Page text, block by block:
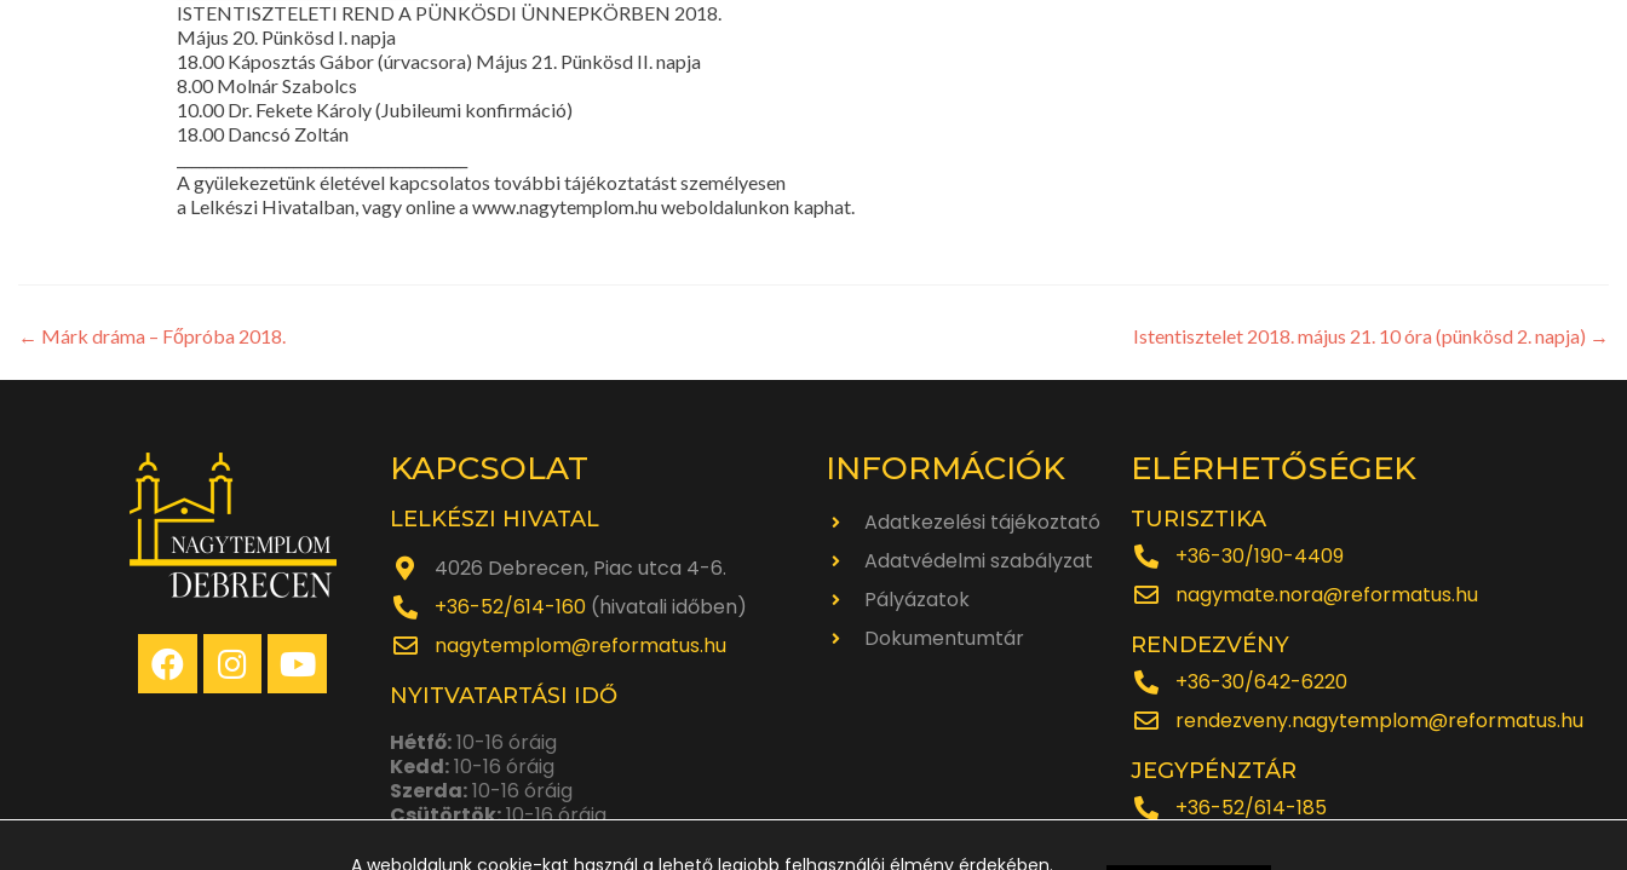
ISTENTISZTELETI REND A PÜNKÖSDI ÜNNEPKÖRBEN 2018.
Május 20. Pünkösd I. napja
18.00 Káposztás Gábor (úrvacsora) Május 21. Pünkösd II. napja
8.00 Molnár Szabolcs
10.00 Dr. Fekete Károly (Jubileumi konfirmáció)
18.00 Dancsó Zoltán
A gyülekezetünk életével kapcsolatos további tájékoztatást személyesen
a Lelkészi Hivatalban, vagy online a www.nagytemplom.hu weboldalunkon kaphat.
← Márk dráma – Főpróba 2018. Istentisztelet 2018. május 21. 10 óra (pünkösd 2. napja) →
KAPCSOLAT
LELKÉSZI HIVATAL
4026 Debrecen, Piac utca 4-6.
+36-52/614-160 (hivatali időben)
nagytemplom@reformatus.hu
NYITVATARTÁSI IDŐ
Hétfő:10-16 óráig
Kedd:10-16 óráig
Szerda:10-16 óráig
Csütörtök:10-16 óráig
INFORMÁCIÓK
Adatkezelési tájékoztató
Adatvédelmi szabályzat
Pályázatok
Dokumentumtár
ELÉRHETŐSÉGEK
TURISZTIKA
+36-30/190-4409
nagymate.nora@reformatus.hu
RENDEZVÉNY
+36-30/642-6220
rendezveny.nagytemplom@reformatus.hu
JEGYPÉNZTÁR
+36-52/614-185
A weboldalunk cookie-kat használ a lehető legjobb felhasználói élmény érdekében.